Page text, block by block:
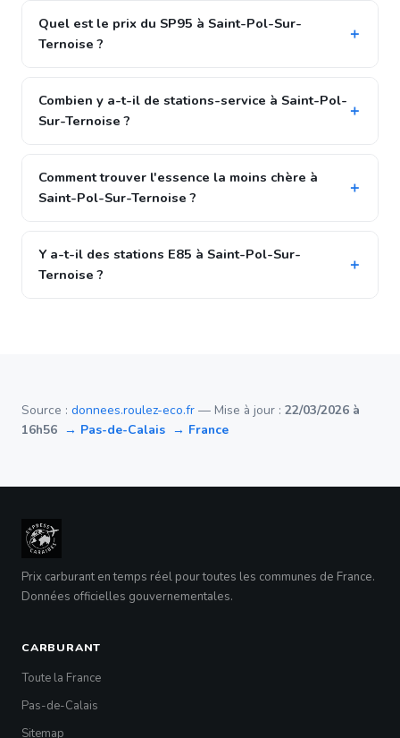
Quel est le prix du SP95 à Saint-Pol-Sur-
Ternoise ?
Combien y a-t-il de stations-service à Saint-Pol-
Sur-Ternoise ?
Comment trouver l'essence la moins chère à
Saint-Pol-Sur-Ternoise ?
Y a-t-il des stations E85 à Saint-Pol-Sur-
Ternoise ?
Source : donnees.roulez-eco.fr — Mise à jour : 22/03/2026 à
16h56 → Pas-de-Calais → France
Prix carburant en temps réel pour toutes les communes de France.
Données officielles gouvernementales.
CARBURANT
Toute la France
Pas-de-Calais
Sitemap